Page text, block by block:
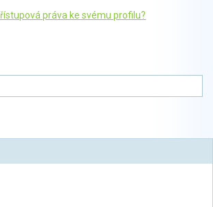
práva ke svému profilu?